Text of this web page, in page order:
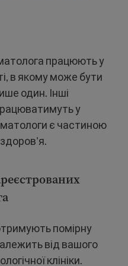
працюють у
в якому може бути
один. Інші
у
є частиною
помірну
від вашого
клініки.